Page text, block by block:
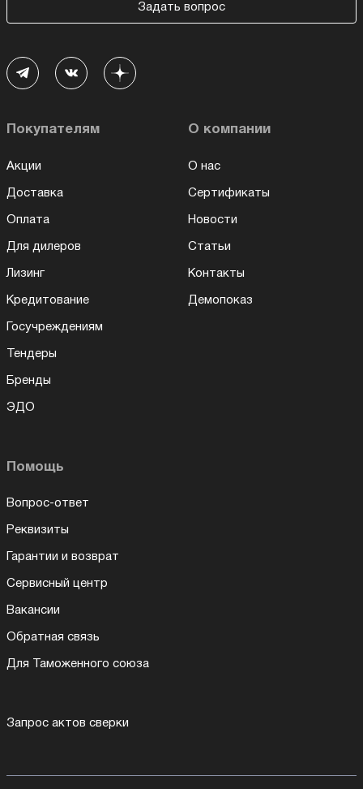
Задать вопрос
Покупателям
Акции
Доставка
Оплата
Для дилеров
Лизинг
Кредитование
Госучреждениям
Тендеры
Бренды
ЭДО
О компании
О нас
Сертификаты
Новости
Статьи
Контакты
Демопоказ
Помощь
Вопрос-ответ
Реквизиты
Гарантии и возврат
Сервисный центр
Вакансии
Обратная связь
Для Таможенного союза
Запрос актов сверки